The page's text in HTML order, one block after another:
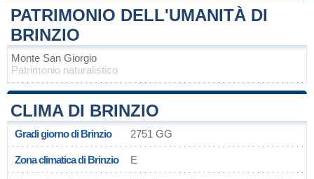
PATRIMONIO DELL'UMANITÀ DI
BRINZIO
Monte San Giorgio
Patrimonio naturalistico
CLIMA DI BRINZIO
Gradi giorno di Brinzio 2751 GG
Zona climatica di Brinzio E